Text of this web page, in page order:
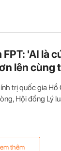
'AI là
lên cùng
trị quốc gia
Hội đồng Lý
thêm